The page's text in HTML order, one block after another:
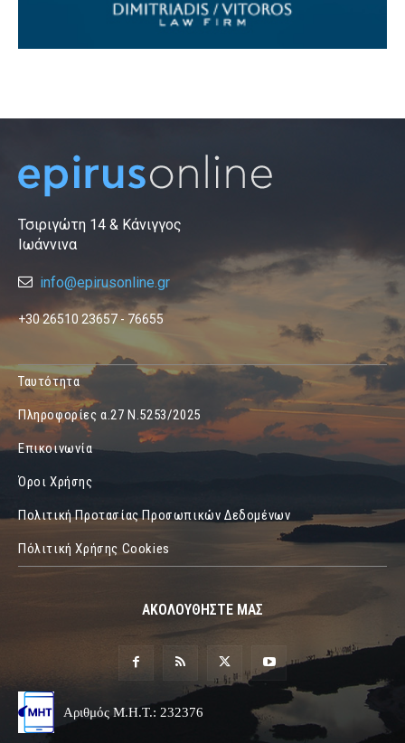
Τσιριγώτη 14 & Κάνιγγος
Ιωάννινα
info@epirusonline.gr
+30 26510 23657 - 76655
Ταυτότητα
Πληροφορίες α.27 Ν.5253/2025
Επικοινωνία
Όροι Χρήσης
Πολιτική Προτασίας Προσωπικών Δεδομένων
Πόλιτική Χρήσης Cookies
ΑΚΟΛΟΥΘΗΣΤΕ ΜΑΣ
Αριθμός Μ.Η.Τ.: 232376